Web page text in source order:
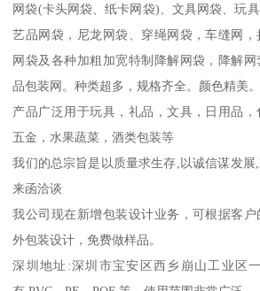
网袋(卡头网袋、纸卡网袋)、文具网袋、玩
艺品网袋，尼龙网袋、穿绳网袋，车缝网
网袋及各种加粗加宽特制降解网袋，降解
品包装网。种类超多，规格齐全。颜色精美。
产品广泛用于玩具，礼品，文具，日用品
五金，水果蔬菜，酒类包装等
我们的总宗旨是以质量求生存,以诚信谋发
来函洽谈
我公司现在新增包装设计业务，可根据客
外包装设计，免费做样品。
深圳地址:深圳市宝安区西乡崩山工业区